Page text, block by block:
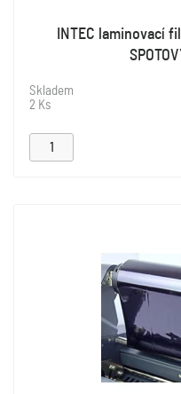
INTEC laminovací
Skladem
2 Ks